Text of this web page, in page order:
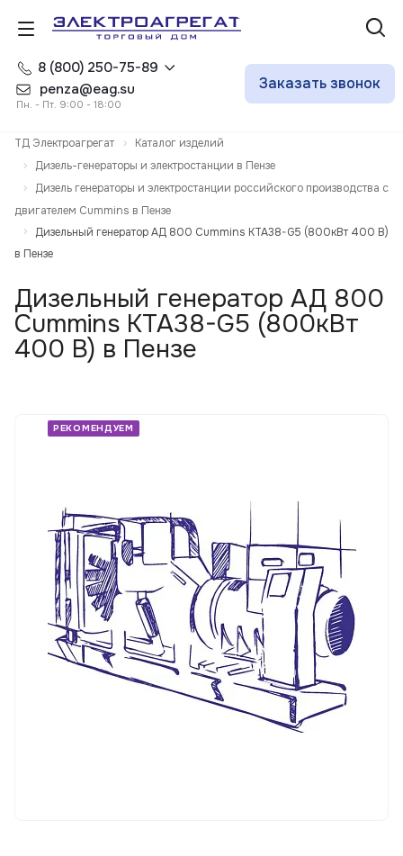
8 (800) 250-75-89
penza@eag.su
Пн. - Пт. 9:00 - 18:00
Заказать звонок
ТД Электроагрегат
Каталог изделий
Дизель-генераторы и электростанции в Пензе
Дизель генераторы и электростанции российского производства с
двигателем Cummins в Пензе
Дизельный генератор АД 800 Cummins KTA38-G5 (800кВт 400 В)
в Пензе
Дизельный генератор АД 800
Cummins KTA38-G5 (800кВт
400 В) в Пензе
РЕКОМЕНДУЕМ